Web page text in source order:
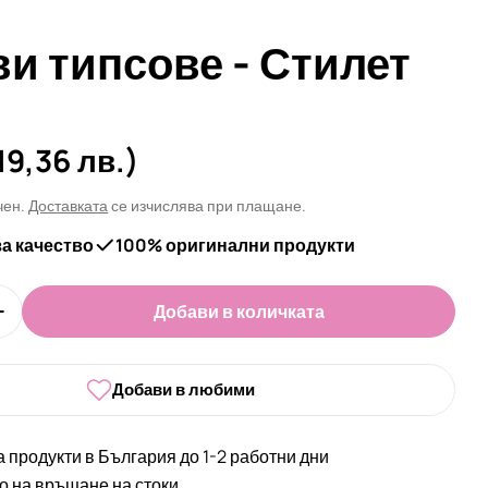
прозорец
типсове - Стилет
лв.)
Доставкатасе изчислява при плащане.
качество 100% оригинални продукти
за Гелови типсове - Стилет
количеството за Гелови типсове - Стилет
Добави в количката
Добави в любими
продукти в България до 1-2 работни дни